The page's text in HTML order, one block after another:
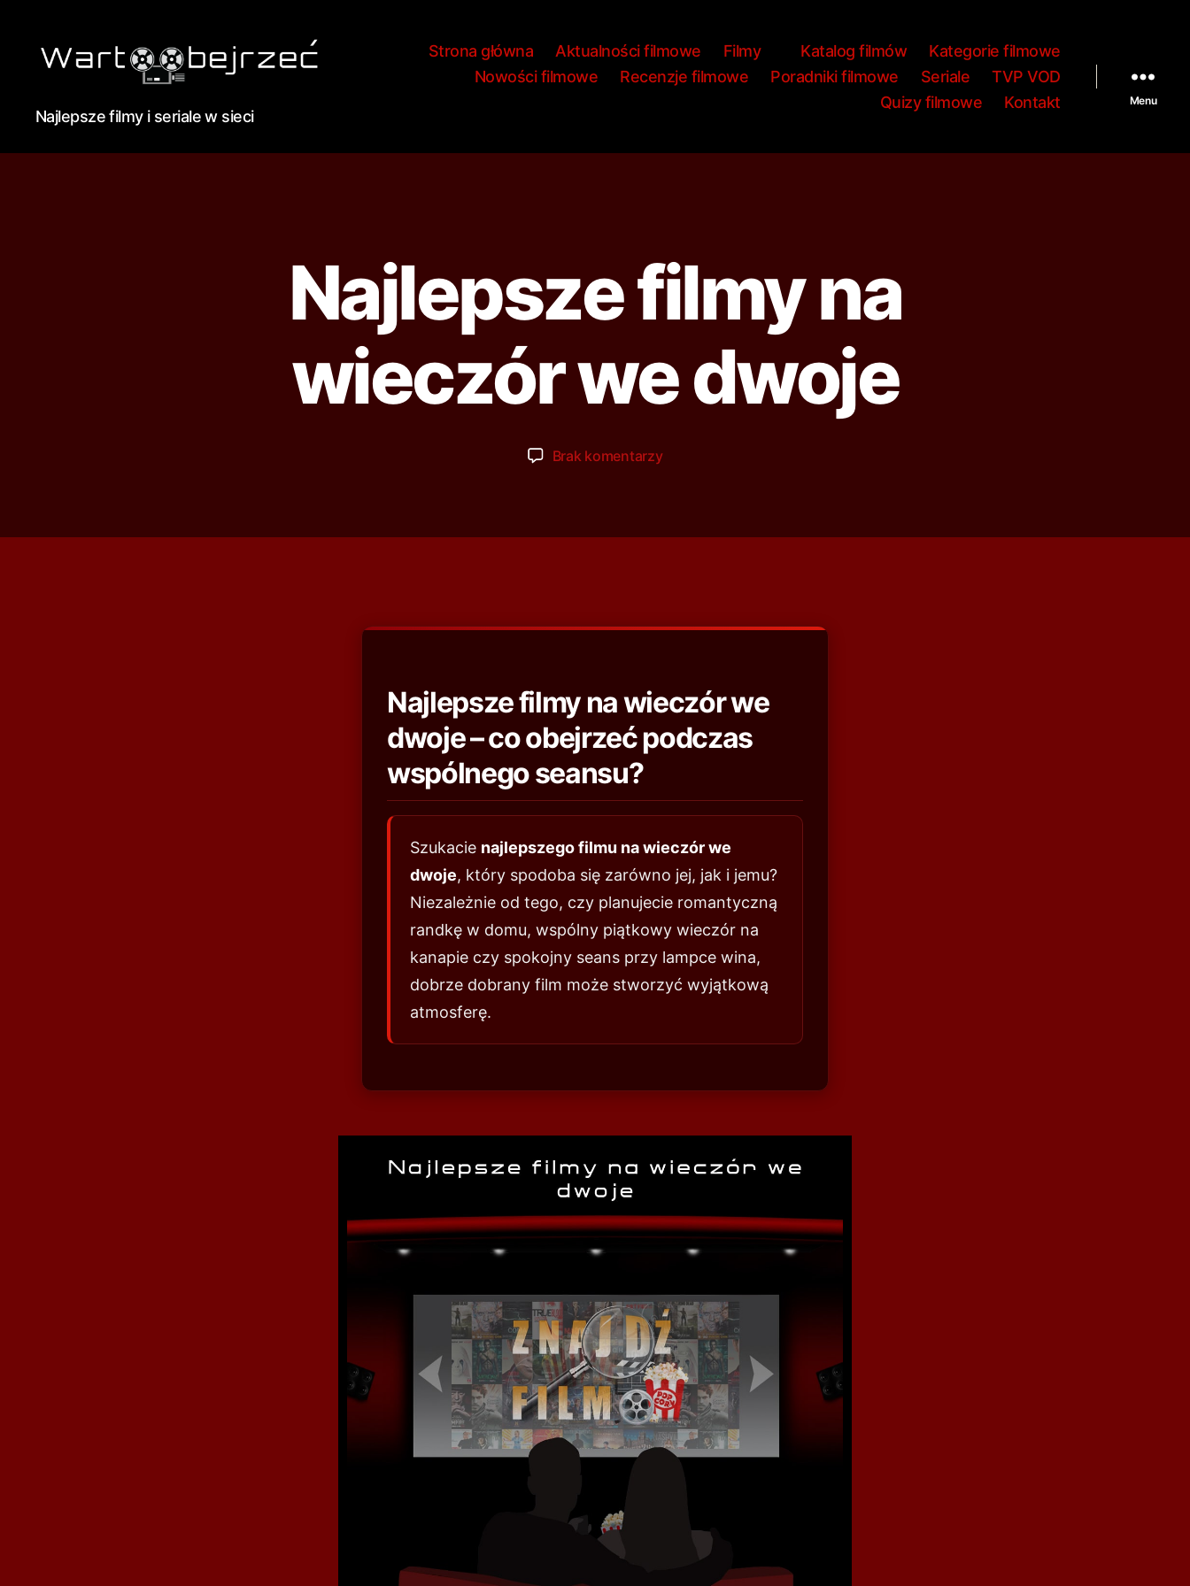
Najlepsze filmy i seriale w sieci
Strona główna Aktualności filmowe Filmy Katalog filmów
Kategorie filmowe
Nowości filmowe
Recenzje filmowe Poradniki filmowe Seriale
TVP VOD
Quizy filmowe
Kontakt Menu
Najlepsze filmy na
wieczór we dwoje
Brak komentarzy
Najlepsze filmy na wieczór we
dwoje – co obejrzeć podczas
wspólnego seansu?
Szukacie najlepszego filmu na wieczór we
dwoje, który spodoba się zarówno jej, jak i jemu?
Niezależnie od tego, czy planujecie romantyczną
randkę w domu, wspólny piątkowy wieczór na
kanapie czy spokojny seans przy lampce wina,
dobrze dobrany film może stworzyć wyjątkową
atmosferę.